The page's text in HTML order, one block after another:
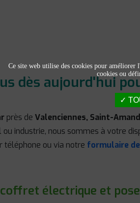
dès aujourd'hui
près de Valenciennes, Saint-
industrie, nous sommes à votre
téléphone ou via notre formulaire
électrique et
Ce site web utilise des cookies pour
cookies ou